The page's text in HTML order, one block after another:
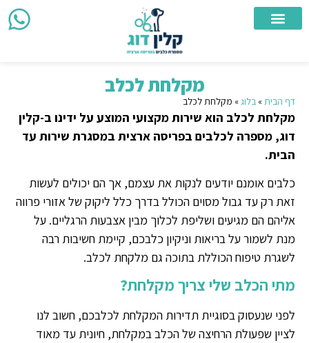
מקלחת לכלב
דף הבית» בלוג» מקלחת לכלב
מקלחת לכלב הוא שירות מקצועי המוצע על ידינו ב-קלין
דוג, מספרה לכלבים בפריסה ארצית במסגרת שירות עד
הבית.
כלבים אומנם יודעים לנקות את עצמם, אך הם יכולים לעשות
זאת רק עד גבול מסוים הכולל בדרך כלל ליקוק של אזורי פרווה
אליהם הם מגיעים ושליפת לכלוך מבין אצבעות הרגליים. על
מנת לשמור על בריאות וניקיון כלבכם, קיימת חשיבות רבה
לשגרת טיפוח הכוללת בתוכה גם מלקחת לכלב.
מתי הכלב שלי צריך מקלחת?
לפני שנעסוק בסוגיית תדירות המקלחת לכלבכם, חשוב לנו
לציין שפעולת הרחיצה של הכלב במקלחת, חיונית עד מאוד